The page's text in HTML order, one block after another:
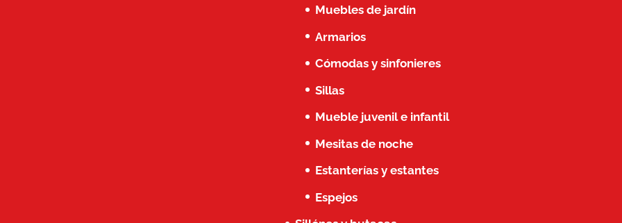
Muebles de jardín
Armarios
Cómodas y sinfonieres
Sillas
Mueble juvenil e infantil
Mesitas de noche
Estanterías y estantes
Espejos